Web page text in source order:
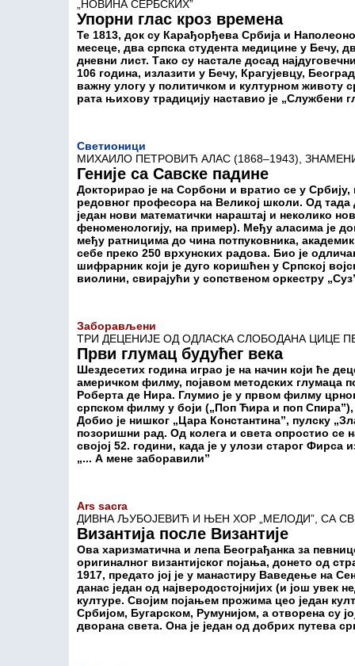
„НОВИНА СЕРБСКИХ”
Упорни глас кроз времена
Те 1813, док су Карађорђева Србија и
месеце, два српска студента медицине у Бечу,
дневни лист. Тако су настале досад
106 година, излазити у Бечу, Крагујевцу,
важну улогу у политичком и културном животу
рата њихову традицију наставио је „Службени
Светионици
МИХАИЛО ПЕТРОВИЋ АЛАС (1868–1943),
Геније са Савске падине
Докторирао је на Сорбони и вратио се у Србију,
редовног професора на Великој школи. Од тада
један нови математички нараштај и неколико
феноменологију, на пример). Међу аласима је
међу ратницима до чина потпуковника,
себе преко 250 врхунских радова. Био је
шифрарник који је дуго коришћен у Српској
виолини, свирајући у сопственом оркестру
Заборављени
ТРИ ДЕЦЕНИЈЕ ОД ОДЛАСКА СЛОБОДАНА ЦИЦЕ
Први глумац будућег века
Шездесетих година играо је на начин који ће
америчком филму, појавом методских глумаца
Роберта де Нира. Глумио је у првом филму
српском филму у боји („Поп Ћира и поп
Добио је нишког „Цара Константина”, пулску
позоришни рад. Од колега и света опростио
својој 52. години, када је у улози старог
„... А мене заборавили”
Ars sacra
ДИВНА ЉУБОЈЕВИЋ И ЊЕН ХОР „МЕЛОДИ”, СА
Византија после Византије
Ова харизматична и лепа Београђанка за
оригиналног византијског појања, донето од
1917, предато јој је у манастиру Ваведење на
данас један од најверодостојнијих (и још
културе. Својим појањем прожима цео један
Србијом, Бугарском, Румунијом, а отворена су
дворана света. Она је један од добрих путева